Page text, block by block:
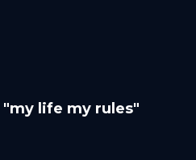
"my life my rules"